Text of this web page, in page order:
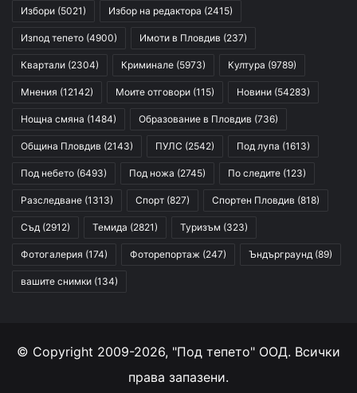
Избори (5021) Избор на редактора (2415)
Изпод тепето (4900) Имоти в Пловдив (237)
Квартали (2304) Криминале (5973) Култура (9789)
Мнения (12142) Моите отговори (115) Новини (54283)
Нощна смяна (1484) Образование в Пловдив (736)
Община Пловдив (2143) ПУЛС (2542) Под лупа (1613)
Под небето (6493) Под ножа (2745) По следите (123)
Разследване (1313) Спорт (827) Спортен Пловдив (818)
Съд (2912) Темида (2821) Туризъм (323)
Фотогалерия (174) Фоторепортаж (247) Ъндърграунд (89)
вашите снимки (134)
© Copyright 2009-2026, "Под тепето" ООД. Всички
права запазени.